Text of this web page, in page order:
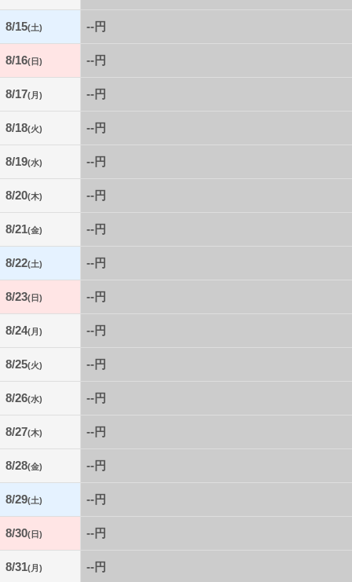
8/15(土) --円
8/16(日) --円
8/17(月) --円
8/18(火) --円
8/19(水) --円
8/20(木) --円
8/21(金) --円
8/22(土) --円
8/23(日) --円
8/24(月) --円
8/25(火) --円
8/26(水) --円
8/27(木) --円
8/28(金) --円
8/29(土) --円
8/30(日) --円
8/31(月) --円